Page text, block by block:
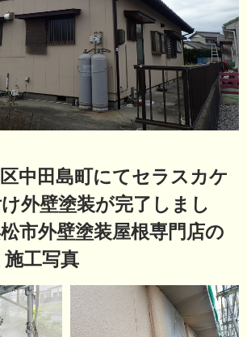
中田島町にてセラスカケ
外壁塗装が完了しまし
市外壁塗装屋根専門店の
施工写真